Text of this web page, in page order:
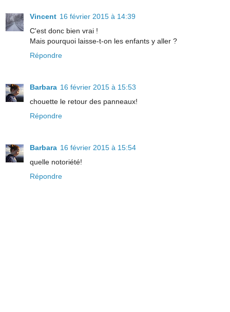
Vincent 16 février 2015 à 14:39
C'est donc bien vrai !
Mais pourquoi laisse-t-on les enfants y aller ?
Répondre
Barbara 16 février 2015 à 15:53
chouette le retour des panneaux!
Répondre
Barbara 16 février 2015 à 15:54
quelle notoriété!
Répondre